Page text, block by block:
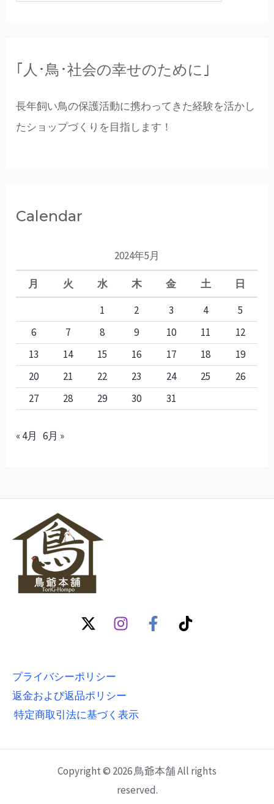
｢人･鳥･社会の幸せのために｣
長年飼い鳥の保護活動に携わってきた経験を活かし
たショップづくりを目指します！
Calendar
2024年5月
月 火 水 木 金 土
日
1
2 3 4
5
6
7 8 9 10 11
12
13
14 15 16 17 18
19
20
21 22 23 24 25
26
27
28 29 30 31
« 4月 6月 »
プライバシーポリシー
返金および返品ポリシー
特定商取引法に基づく表示
Copyright © 2026 鳥爺本舗 All rights
reserved.